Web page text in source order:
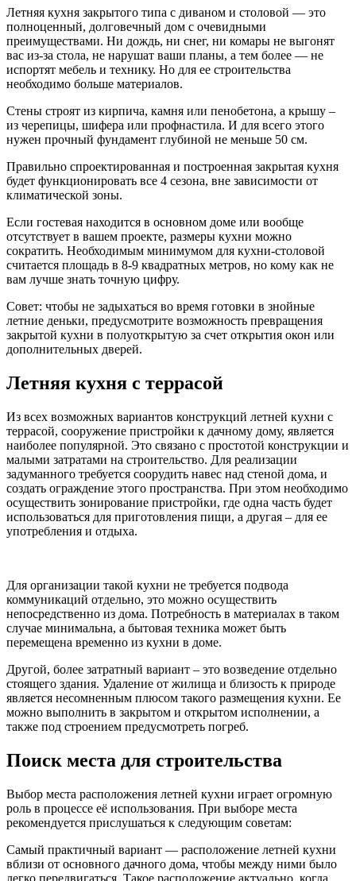
Летняя кухня закрытого типа с диваном и столовой — это
полноценный, долговечный дом с очевидными
преимуществами. Ни дождь, ни снег, ни комары не выгонят
вас из-за стола, не нарушат ваши планы, а тем более — не
испортят мебель и технику. Но для ее строительства
необходимо больше материалов.
Стены строят из кирпича, камня или пенобетона, а крышу –
из черепицы, шифера или профнастила. И для всего этого
нужен прочный фундамент глубиной не меньше 50 см.
Правильно спроектированная и построенная закрытая кухня
будет функционировать все 4 сезона, вне зависимости от
климатической зоны.
Если гостевая находится в основном доме или вообще
отсутствует в вашем проекте, размеры кухни можно
сократить. Необходимым минимумом для кухни-столовой
считается площадь в 8-9 квадратных метров, но кому как не
вам лучше знать точную цифру.
Совет: чтобы не задыхаться во время готовки в знойные
летние деньки, предусмотрите возможность превращения
закрытой кухни в полуоткрытую за счет открытия окон или
дополнительных дверей.
Летняя кухня с террасой
Из всех возможных вариантов конструкций летней кухни с
террасой, сооружение пристройки к дачному дому, является
наиболее популярной. Это связано с простотой конструкции и
малыми затратами на строительство. Для реализации
задуманного требуется соорудить навес над стеной дома, и
создать ограждение этого пространства. При этом необходимо
осуществить зонирование пристройки, где одна часть будет
использоваться для приготовления пищи, а другая – для ее
употребления и отдыха.
Для организации такой кухни не требуется подвода
коммуникаций отдельно, это можно осуществить
непосредственно из дома. Потребность в материалах в таком
случае минимальна, а бытовая техника может быть
перемещена временно из кухни в доме.
Другой, более затратный вариант – это возведение отдельно
стоящего здания. Удаление от жилища и близость к природе
является несомненным плюсом такого размещения кухни. Ее
можно выполнить в закрытом и открытом исполнении, а
также под строением предусмотреть погреб.
Поиск места для строительства
Выбор места расположения летней кухни играет огромную
роль в процессе её использования. При выборе места
рекомендуется прислушаться к следующим советам:
Самый практичный вариант — расположение летней кухни
вблизи от основного дачного дома, чтобы между ними было
легко передвигаться. Такое расположение актуально, когда